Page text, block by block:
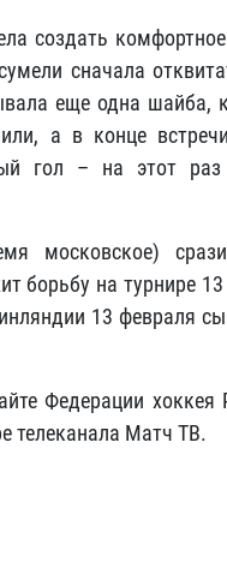
создать
сначала
еще одна шайба,
а в конце
гол – на этот
московское)
борьбу на турнире
13 февраля
Федерации хоккея
телеканала Матч ТВ.